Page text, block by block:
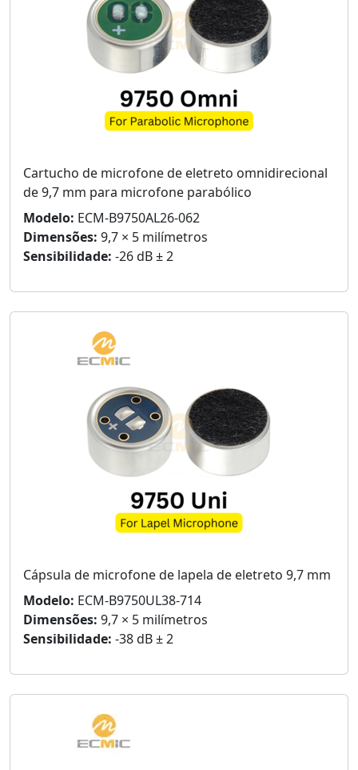
Cartucho de microfone de eletreto omnidirecional
de 9,7 mm para microfone parabólico
Modelo: ECM-B9750AL26-062
Dimensões: 9,7 × 5 milímetros
Sensibilidade: -26 dB ± 2
Cápsula de microfone de lapela de eletreto 9,7 mm
Modelo: ECM-B9750UL38-714
Dimensões: 9,7 × 5 milímetros
Sensibilidade: -38 dB ± 2